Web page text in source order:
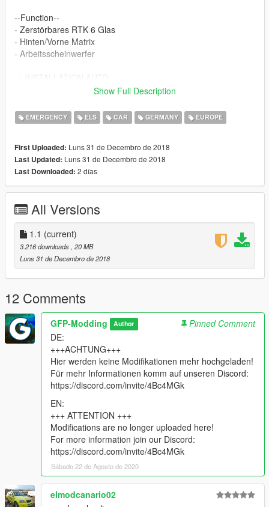
--Function--
- Zerstörbares RTK 6 Glas
- Hinten/Vorne Matrix
- Arbeitsscheinwerfer
____________________
1: Installiere unser Auto in diesem Pfad: -> OpenIV/GTA
V/mods/update/x64/dlcpacks/patchday3ng/dlc.rpf/common/x64/
-> alternativ hier: OpenIV/GTA
V/Mods/x64e.rpf/levels/gta5/vehicles.rpf
2: Folgende Datein in den oben angegebenen Pfad kopieren
- police.yft
- police.ytd
- police_hi.yft
- police+hi.ytd
!Nicht vergessen den Bearbeitungsmodus in OpenIV zu
aktivieren!
-> INSTALLATION ELS- DATEI
__________________________
1: Füge die ELS- Datei hier ein: Grand Theft Auto
V/ELS/pack_default
2: Folgende Datei einfügen:
-POLICE.XML
-> INSTALLATION ELS.INI- DATEI
__________________________
1: Füge die ELS.ini- Datei hier ein: Grand Theft Auto V
2: Folgende Datei einfügen:
-ELS.ini [Ersetzen]
Show Full Description
EMERGENCY ELS CAR GERMANY EUROPE
First Uploaded: Luns 31 de Decembro de 2018
Last Updated: Luns 31 de Decembro de 2018
Last Downloaded: 2 días
All Versions
1.1 (current)
3.216 downloads , 20 MB
Luns 31 de Decembro de 2018
12 Comments
GFP-Modding Author
Pinned Comment
DE:
+++ACHTUNG+++
Hier werden keine Modifikationen mehr hochgeladen!
Für mehr Informationen komm auf unseren Discord:
https://discord.com/invite/4Bc4MGk
EN:
+++ ATTENTION +++
Modifications are no longer uploaded here!
For more information join our Discord:
https://discord.com/invite/4Bc4MGk
Sábado 22 de Agosto de 2020
elmodcanario02